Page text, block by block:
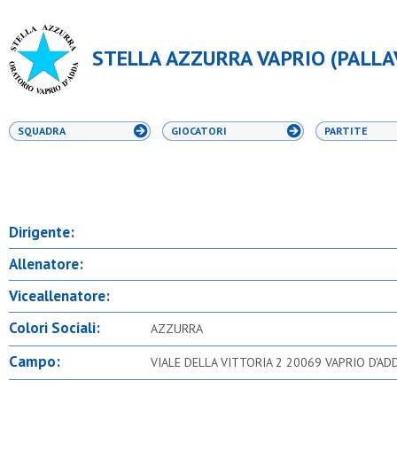
STELLA AZZURRA VAPRIO
SQUADRA GIOCATORI PARTITE
Dirigente:
Allenatore:
Viceallenatore:
Colori Sociali:
AZZURRA
Campo: VIALE DELLA VITTORIA 2 20069 VAPRIO